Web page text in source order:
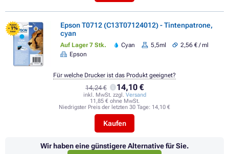
FLASH
- 1%
SALE
Epson T0712 (C13T07124012) - Tintenpatrone,
cyan
Auf Lager 7 Stk. Cyan 5,5ml
2,56 € / ml
Epson
14,24 € 14,10 €
inkl. MwSt. zzgl. Versand
11,85 € ohne MwSt.
Niedrigster Preis der letzten 30 Tage: 14,10 €
Kaufen
Für welche Drucker ist das Produkt geeignet?
Wir haben eine günstigere Alternative für Sie.